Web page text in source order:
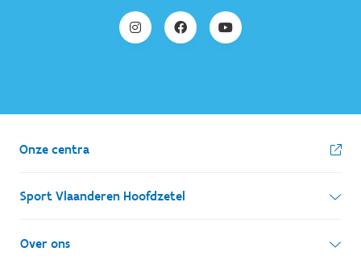
Onze centra
Sport Vlaanderen Hoofdzetel
Simon Bolivarlaan 17
Over ons